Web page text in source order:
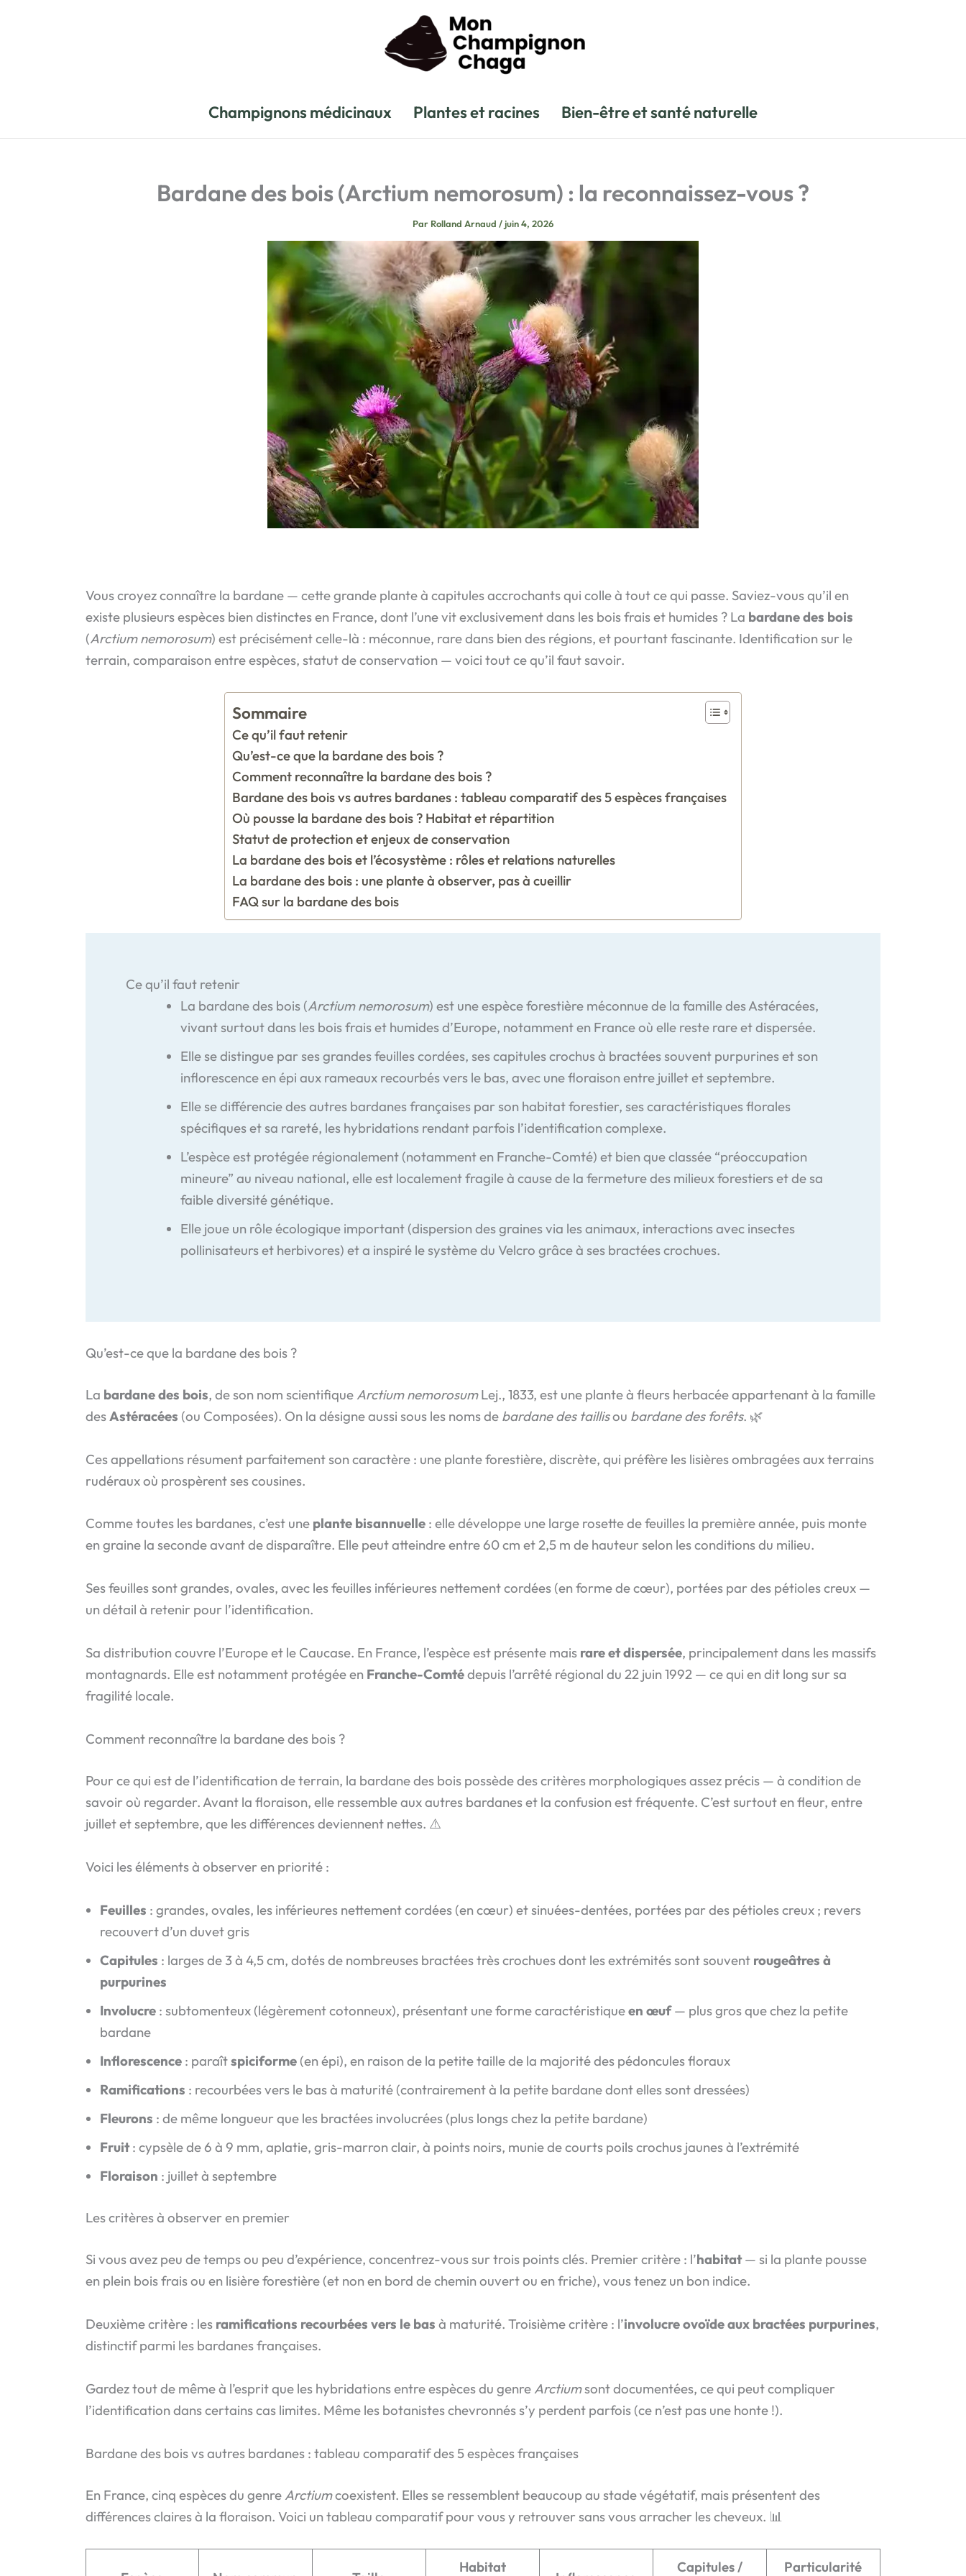
Champignons médicinaux Plantes et racines Bien-être et santé naturelle
Bardane des bois (Arctium nemorosum) : la reconnaissez-vous ?
Par Rolland Arnaud / juin 4, 2026
Vous croyez connaître la bardane — cette grande plante à capitules accrochants qui colle à tout ce qui passe. Saviez-vous qu’il en
existe plusieurs espèces bien distinctes en France, dont l’une vit exclusivement dans les bois frais et humides ? La bardane des bois
(Arctium nemorosum) est précisément celle-là : méconnue, rare dans bien des régions, et pourtant fascinante. Identification sur le
terrain, comparaison entre espèces, statut de conservation — voici tout ce qu’il faut savoir.
Sommaire
Ce qu’il faut retenir
Qu’est-ce que la bardane des bois ?
Comment reconnaître la bardane des bois ?
Bardane des bois vs autres bardanes : tableau comparatif des 5 espèces françaises
Où pousse la bardane des bois ? Habitat et répartition
Statut de protection et enjeux de conservation
La bardane des bois et l’écosystème : rôles et relations naturelles
La bardane des bois : une plante à observer, pas à cueillir
FAQ sur la bardane des bois
Ce qu’il faut retenir
La bardane des bois (Arctium nemorosum) est une espèce forestière méconnue de la famille des Astéracées,
vivant surtout dans les bois frais et humides d’Europe, notamment en France où elle reste rare et dispersée.
Elle se distingue par ses grandes feuilles cordées, ses capitules crochus à bractées souvent purpurines et son
inflorescence en épi aux rameaux recourbés vers le bas, avec une floraison entre juillet et septembre.
Elle se différencie des autres bardanes françaises par son habitat forestier, ses caractéristiques florales
spécifiques et sa rareté, les hybridations rendant parfois l’identification complexe.
L’espèce est protégée régionalement (notamment en Franche-Comté) et bien que classée “préoccupation
mineure” au niveau national, elle est localement fragile à cause de la fermeture des milieux forestiers et de sa
faible diversité génétique.
Elle joue un rôle écologique important (dispersion des graines via les animaux, interactions avec insectes
pollinisateurs et herbivores) et a inspiré le système du Velcro grâce à ses bractées crochues.
Qu’est-ce que la bardane des bois ?
La bardane des bois, de son nom scientifique Arctium nemorosumLej., 1833, est une plante à fleurs herbacée appartenant à la famille
des Astéracées (ou Composées). On la désigne aussi sous les noms de bardane des taillisou bardane des forêts. 🌿
Ces appellations résument parfaitement son caractère : une plante forestière, discrète, qui préfère les lisières ombragées aux terrains
rudéraux où prospèrent ses cousines.
Comme toutes les bardanes, c’est une plante bisannuelle: elle développe une large rosette de feuilles la première année, puis monte
en graine la seconde avant de disparaître. Elle peut atteindre entre 60 cm et 2,5 m de hauteur selon les conditions du milieu.
Ses feuilles sont grandes, ovales, avec les feuilles inférieures nettement cordées (en forme de cœur), portées par des pétioles creux —
un détail à retenir pour l’identification.
Sa distribution couvre l’Europe et le Caucase. En France, l’espèce est présente mais rare et dispersée, principalement dans les massifs
montagnards. Elle est notamment protégée en Franche-Comtédepuis l’arrêté régional du 22 juin 1992 — ce qui en dit long sur sa
fragilité locale.
Comment reconnaître la bardane des bois ?
Pour ce qui est de l’identification de terrain, la bardane des bois possède des critères morphologiques assez précis — à condition de
savoir où regarder. Avant la floraison, elle ressemble aux autres bardanes et la confusion est fréquente. C’est surtout en fleur, entre
juillet et septembre, que les différences deviennent nettes. ⚠️
Voici les éléments à observer en priorité :
Feuilles : grandes, ovales, les inférieures nettement cordées (en cœur) et sinuées-dentées, portées par des pétioles creux ; revers
recouvert d’un duvet gris
Capitules : larges de 3 à 4,5 cm, dotés de nombreuses bractées très crochues dont les extrémités sont souvent rougeâtres à
purpurines
Involucre: subtomenteux (légèrement cotonneux), présentant une forme caractéristiqueen œuf— plus gros que chez la petite
bardane
Inflorescence: paraîtspiciforme(en épi), en raison de la petite taille de la majorité des pédoncules floraux
Ramifications : recourbées vers le bas à maturité (contrairement à la petite bardane dont elles sont dressées)
Fleurons : de même longueur que les bractées involucrées (plus longs chez la petite bardane)
Fruit: cypsèle de 6 à 9 mm, aplatie, gris-marron clair, à points noirs, munie de courts poils crochus jaunes à l’extrémité
Floraison : juillet à septembre
Les critères à observer en premier
Si vous avez peu de temps ou peu d’expérience, concentrez-vous sur trois points clés. Premier critère : l’habitat— si la plante pousse
en plein bois frais ou en lisière forestière (et non en bord de chemin ouvert ou en friche), vous tenez un bon indice.
Deuxième critère : les ramifications recourbées vers le bas à maturité. Troisième critère : l’involucre ovoïde aux bractées purpurines,
distinctif parmi les bardanes françaises.
Gardez tout de même à l’esprit que les hybridations entre espèces du genre Arctiumsont documentées, ce qui peut compliquer
l’identification dans certains cas limites. Même les botanistes chevronnés s’y perdent parfois (ce n’est pas une honte !).
Bardane des bois vs autres bardanes : tableau comparatif des 5 espèces françaises
En France, cinq espèces du genre Arctiumcoexistent. Elles se ressemblent beaucoup au stade végétatif, mais présentent des
différences claires à la floraison. Voici un tableau comparatif pour vous y retrouver sans vous arracher les cheveux. 📊
Habitat Capitules / Particularité